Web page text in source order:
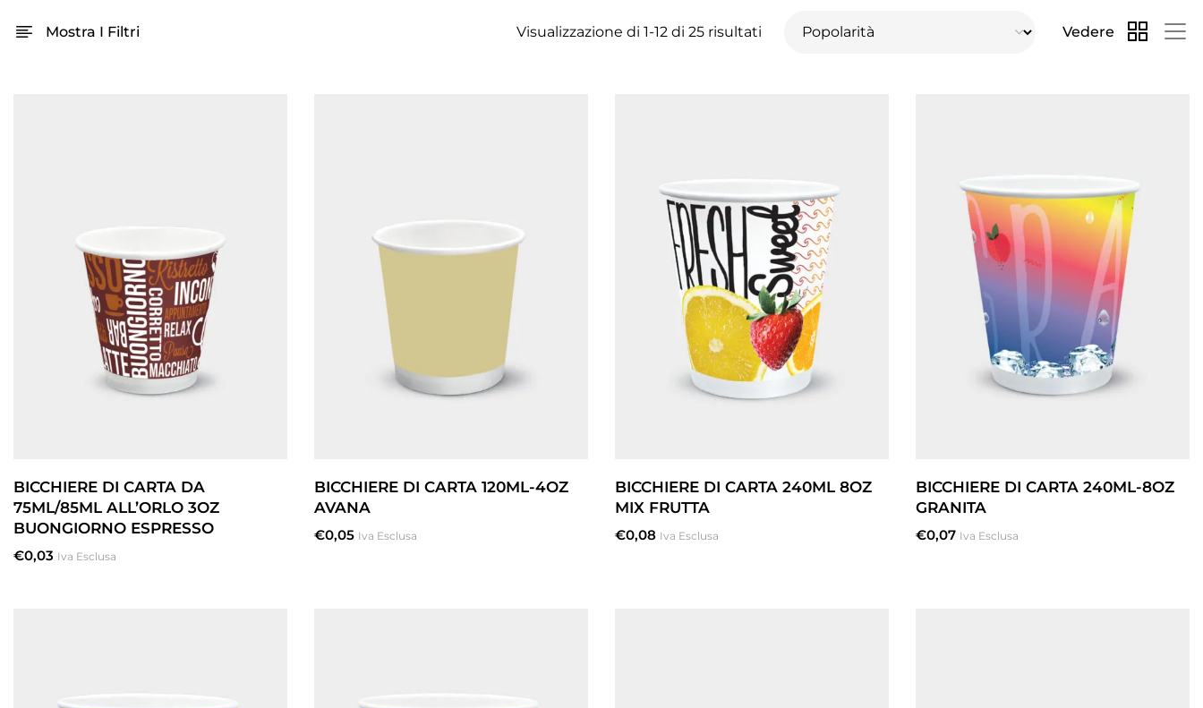
Mostra I Filtri Visualizzazione di 1-12 di 25 risultati Vedere
BICCHIERE DI CARTA DA
75ML/85ML ALL’ORLO 3OZ
BUONGIORNO ESPRESSO
€0,03 Iva Esclusa
BICCHIERE DI CARTA 120ML-4OZ
AVANA
€0,05 Iva Esclusa
BICCHIERE DI CARTA 240ML 8OZ
MIX FRUTTA
€0,08 Iva Esclusa
BICCHIERE DI CARTA 240ML-8OZ
GRANITA
€0,07 Iva Esclusa